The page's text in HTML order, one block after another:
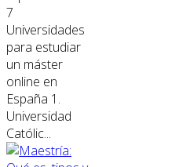
7
Universidades
para estudiar
un máster
online en
España 1.
Universidad
Católic...